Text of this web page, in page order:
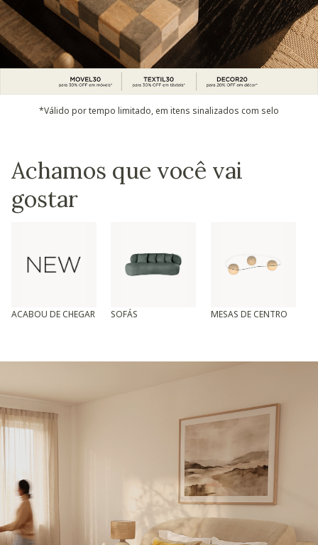
*Válido por tempo limitado, em itens sinalizados com selo
Achamos que você vai
gostar
ACABOU DE CHEGAR SOFÁS MESAS DE CENTRO